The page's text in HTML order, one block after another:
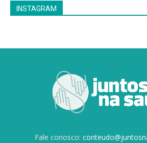
INSTAGRAM
Fale conosco: